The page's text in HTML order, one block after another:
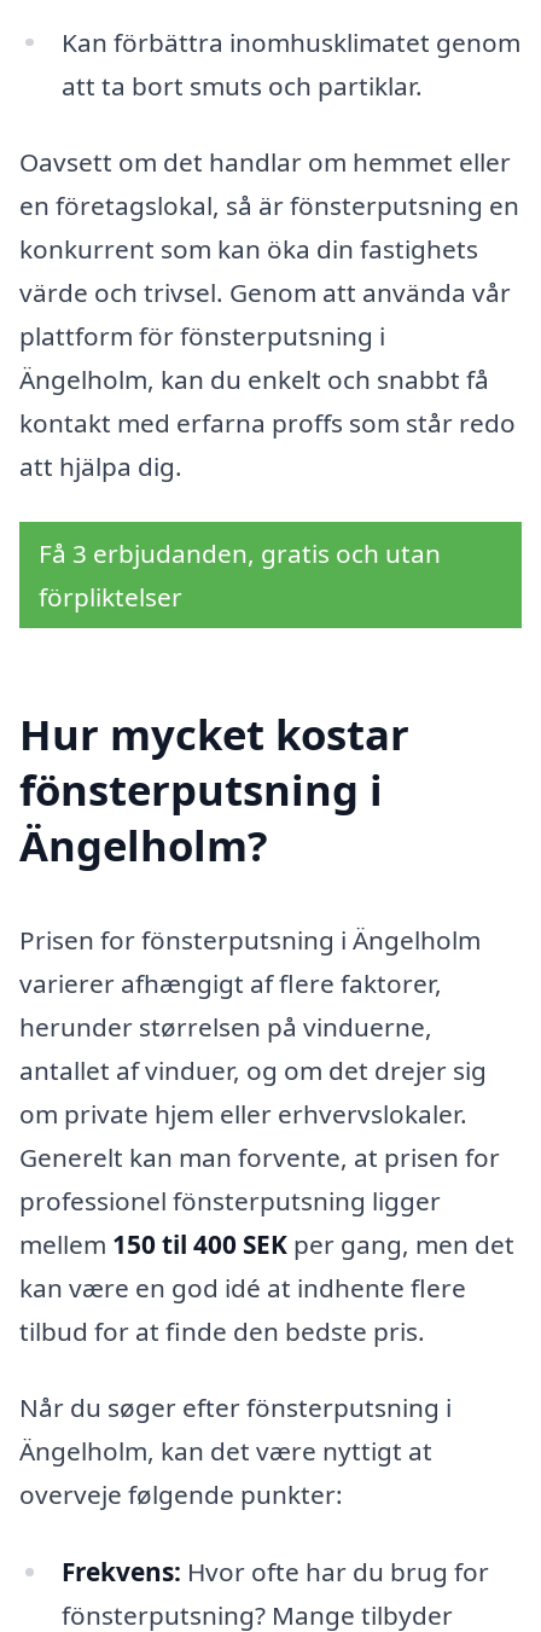
Kan förbättra inomhusklimatet genom
att ta bort smuts och partiklar.
Oavsett om det handlar om hemmet eller
en företagslokal, så är fönsterputsning en
konkurrent som kan öka din fastighets
värde och trivsel. Genom att använda vår
plattform för fönsterputsning i
Ängelholm, kan du enkelt och snabbt få
kontakt med erfarna proffs som står redo
att hjälpa dig.
Få 3 erbjudanden, gratis och utan
förpliktelser
Hur mycket kostar
fönsterputsning i
Ängelholm?
Prisen for fönsterputsning i Ängelholm
varierer afhængigt af flere faktorer,
herunder størrelsen på vinduerne,
antallet af vinduer, og om det drejer sig
om private hjem eller erhvervslokaler.
Generelt kan man forvente, at prisen for
professionel fönsterputsning ligger
mellem 150 til 400 SEK per gang, men det
kan være en god idé at indhente flere
tilbud for at finde den bedste pris.
Når du søger efter fönsterputsning i
Ängelholm, kan det være nyttigt at
overveje følgende punkter:
Frekvens: Hvor ofte har du brug for
fönsterputsning? Mange tilbyder